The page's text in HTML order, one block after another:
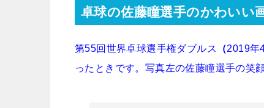
卓球の佐藤瞳選手のかわいい
第55回世界卓球選手権ダブルス （2019年
ったときです。写真左の佐藤瞳選手の笑